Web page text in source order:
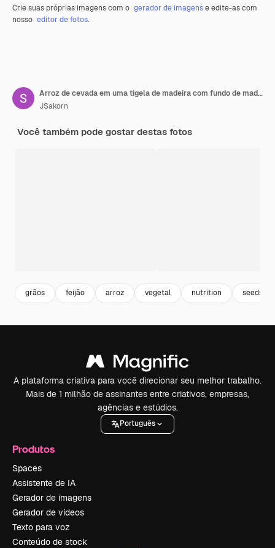
Crie suas próprias imagens com o gerador de imagense edite-as com
nosso editor de fotos.
Arroz de cevada em uma tigela de madeira com fundo de madeira.
JSakorn
Você também pode gostar destas fotos
grãos feijão arroz vegetal nutrition seeds
A plataforma criativa para você direcionar seu melhor trabalho.
Mais de 1 milhão de assinantes entre criativos, empresas,
agências e estúdios.
Português
Produtos
Spaces
Assistente de IA
Gerador de imagens
Gerador de vídeos
Texto para voz
Conteúdo de stock